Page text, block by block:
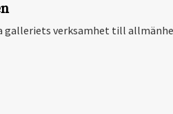
galleriets verksamhet till